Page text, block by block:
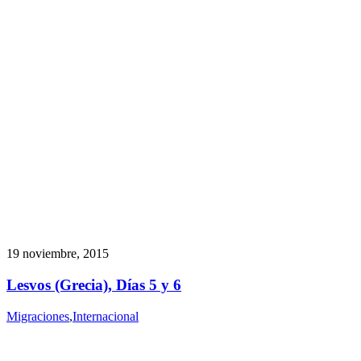
19 noviembre, 2015
Lesvos (Grecia), Días 5 y 6
Migraciones,Internacional